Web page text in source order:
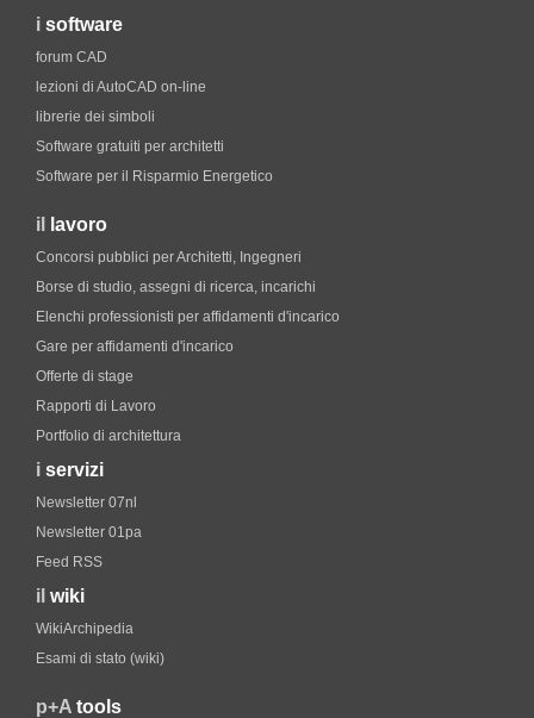
i software
forum CAD
lezioni di AutoCAD on-line
librerie dei simboli
Software gratuiti per architetti
Software per il Risparmio Energetico
il lavoro
Concorsi pubblici per Architetti, Ingegneri
Borse di studio, assegni di ricerca, incarichi
Elenchi professionisti per affidamenti d'incarico
Gare per affidamenti d'incarico
Offerte di stage
Rapporti di Lavoro
Portfolio di architettura
i servizi
Newsletter 07nl
Newsletter 01pa
Feed RSS
il wiki
WikiArchipedia
Esami di stato (wiki)
p+A tools